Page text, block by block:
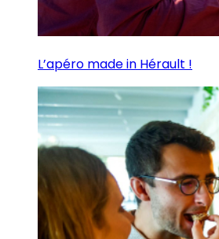
L’apéro made in Hérault !